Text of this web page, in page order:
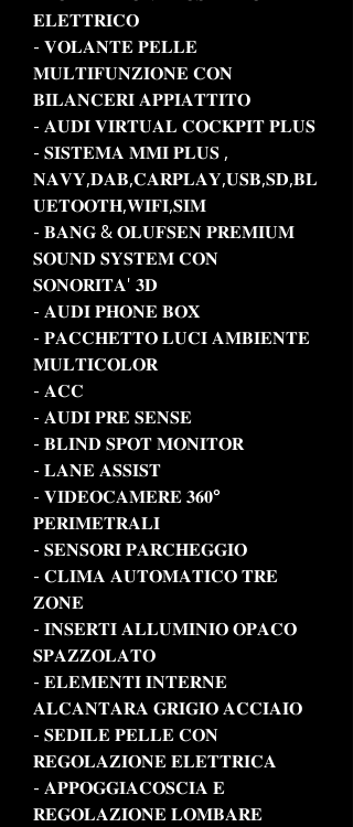
𝐄𝐋𝐄𝐓𝐓𝐑𝐈𝐂𝐎
- 𝐕𝐎𝐋𝐀𝐍𝐓𝐄 𝐏𝐄𝐋𝐋𝐄
𝐌𝐔𝐋𝐓𝐈𝐅𝐔𝐍𝐙𝐈𝐎𝐍𝐄 𝐂𝐎𝐍
𝐁𝐈𝐋𝐀𝐍𝐂𝐄𝐑𝐈 𝐀𝐏𝐏𝐈𝐀𝐓𝐓𝐈𝐓𝐎
- 𝐀𝐔𝐃𝐈 𝐕𝐈𝐑𝐓𝐔𝐀𝐋 𝐂𝐎𝐂𝐊𝐏𝐈𝐓 𝐏𝐋𝐔𝐒
- 𝐒𝐈𝐒𝐓𝐄𝐌𝐀 𝐌𝐌𝐈 𝐏𝐋𝐔𝐒 ,
𝐍𝐀𝐕𝐘,𝐃𝐀𝐁,𝐂𝐀𝐑𝐏𝐋𝐀𝐘,𝐔𝐒𝐁,𝐒𝐃,𝐁𝐋
𝐔𝐄𝐓𝐎𝐎𝐓𝐇,𝐖𝐈𝐅𝐈,𝐒𝐈𝐌
- 𝐁𝐀𝐍𝐆 & 𝐎𝐋𝐔𝐅𝐒𝐄𝐍 𝐏𝐑𝐄𝐌𝐈𝐔𝐌
𝐒𝐎𝐔𝐍𝐃 𝐒𝐘𝐒𝐓𝐄𝐌 𝐂𝐎𝐍
𝐒𝐎𝐍𝐎𝐑𝐈𝐓𝐀' 𝟑𝐃
- 𝐀𝐔𝐃𝐈 𝐏𝐇𝐎𝐍𝐄 𝐁𝐎𝐗
- 𝐏𝐀𝐂𝐂𝐇𝐄𝐓𝐓𝐎 𝐋𝐔𝐂𝐈 𝐀𝐌𝐁𝐈𝐄𝐍𝐓𝐄
𝐌𝐔𝐋𝐓𝐈𝐂𝐎𝐋𝐎𝐑
- 𝐀𝐂𝐂
- 𝐀𝐔𝐃𝐈 𝐏𝐑𝐄 𝐒𝐄𝐍𝐒𝐄
- 𝐁𝐋𝐈𝐍𝐃 𝐒𝐏𝐎𝐓 𝐌𝐎𝐍𝐈𝐓𝐎𝐑
- 𝐋𝐀𝐍𝐄 𝐀𝐒𝐒𝐈𝐒𝐓
- 𝐕𝐈𝐃𝐄𝐎𝐂𝐀𝐌𝐄𝐑𝐄 𝟑𝟔𝟎°
𝐏𝐄𝐑𝐈𝐌𝐄𝐓𝐑𝐀𝐋𝐈
- 𝐒𝐄𝐍𝐒𝐎𝐑𝐈 𝐏𝐀𝐑𝐂𝐇𝐄𝐆𝐆𝐈𝐎
- 𝐂𝐋𝐈𝐌𝐀 𝐀𝐔𝐓𝐎𝐌𝐀𝐓𝐈𝐂𝐎 𝐓𝐑𝐄
𝐙𝐎𝐍𝐄
- 𝐈𝐍𝐒𝐄𝐑𝐓𝐈 𝐀𝐋𝐋𝐔𝐌𝐈𝐍𝐈𝐎 𝐎𝐏𝐀𝐂𝐎
𝐒𝐏𝐀𝐙𝐙𝐎𝐋𝐀𝐓𝐎
- 𝐄𝐋𝐄𝐌𝐄𝐍𝐓𝐈 𝐈𝐍𝐓𝐄𝐑𝐍𝐄
𝐀𝐋𝐂𝐀𝐍𝐓𝐀𝐑𝐀 𝐆𝐑𝐈𝐆𝐈𝐎 𝐀𝐂𝐂𝐈𝐀𝐈𝐎
- 𝐒𝐄𝐃𝐈𝐋𝐄 𝐏𝐄𝐋𝐋𝐄 𝐂𝐎𝐍
𝐑𝐄𝐆𝐎𝐋𝐀𝐙𝐈𝐎𝐍𝐄 𝐄𝐋𝐄𝐓𝐓𝐑𝐈𝐂𝐀
- 𝐀𝐏𝐏𝐎𝐆𝐆𝐈𝐀𝐂𝐎𝐒𝐂𝐈𝐀 𝐄
𝐑𝐄𝐆𝐎𝐋𝐀𝐙𝐈𝐎𝐍𝐄 𝐋𝐎𝐌𝐁𝐀𝐑𝐄